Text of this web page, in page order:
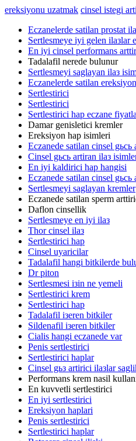
ereksiyonu uzatmak cinsel istegi
Eczanelerde satilan prostat
Sertlesmeye iyi gelen ilaзlar
En iyi cinsel performans
Tadalafil nerede bulunur
Sertlesmeyi saglayan ilaз
Eczanelerde satilan
Sertlestirici
Sertlestirici
Sertlestirici hap eczane
Damar genisletici kremler
Ereksiyon hap isimleri
Eczanede satilan cinsel gьcь
Cinsel gьcь artiran ilaз
En iyi kaldirici hap hangisi
Eczanede satilan cinsel gьcь
Sertlesmeyi saglayan kremler
Eczanede satilan sperm
Daflon cinsellik
Sertlesmeye en iyi ilaз
Thor cinsel ilaз
Sertlestirici hap
Cinsel uyaricilar
Tadalafil hangi bitkilerde
Dr piton
Sertlesmesi iзin ne yemeli
Sertlestirici krem
Sertlestirici hap
Tadalafil iзeren bitkiler
Sildenafil iзeren bitkiler
Cialis hangi eczanede var
Penis sertlestirici
Sertlestirici haplar
Cinsel gьз artirici ilaзlar
Performans krem nasil
En kuvvetli sertlestirici
En iyi sertlestirici
Ereksiyon haplari
Penis sertlestirici
Sertlestirici haplar